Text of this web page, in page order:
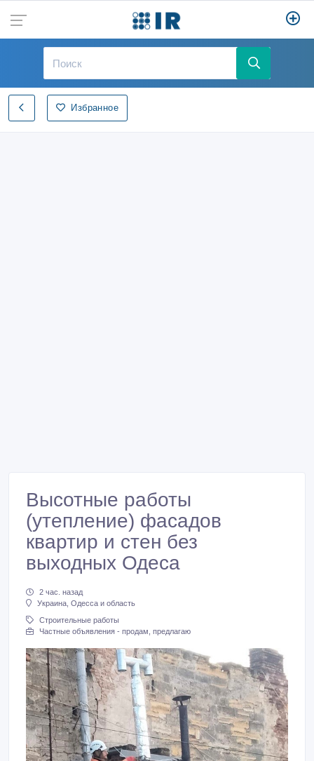
Избранное
Высотные работы
(утепление) фасадов
квартир и стен без
выходных Одеса
2 час. назад
Украина, Одесса и область
Строительные работы
Частные объявления - продам, предлагаю